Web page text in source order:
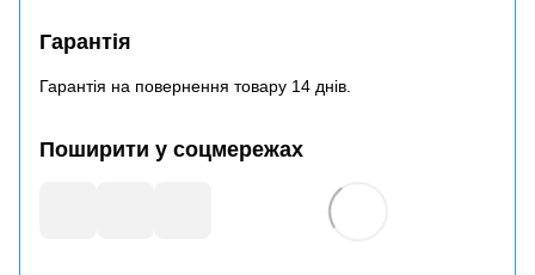
Гарантія
Гарантія на повернення товару 14 днів.
Поширити у соцмережах